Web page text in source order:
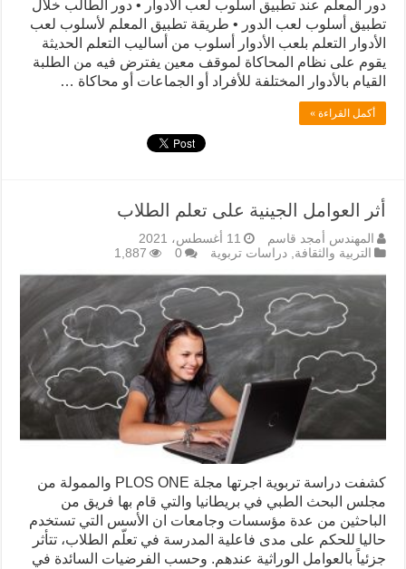
دور المعلم عند تطبيق أسلوب لعب الأدوار • دور الطالب خلال
تطبيق أسلوب لعب الدور • طريقة تطبيق المعلم لأسلوب لعب
الأدوار التعلم بلعب الأدوار أسلوب من أساليب التعلم الحديثة
يقوم على نظام المحاكاة لموقف معين يفترض فيه من الطلبة
القيام بالأدوار المختلفة للأفراد أو الجماعات أو محاكاة …
أكمل القراءة »
أثر العوامل الجينية على تعلم الطلاب
المهندس أمجد قاسم
11 أغسطس، 2021
التربية والثقافة, دراسات تربوية 0
1,887
كشفت دراسة تربوية اجرتها مجلة PLOS ONE والممولة من
مجلس البحث الطبي في بريطانيا والتي قام بها فريق من
الباحثين من عدة مؤسسات وجامعات ان الأسس التي تستخدم
حاليا للحكم على مدى فاعلية المدرسة في تعلّم الطلاب، تتأثر
جزئياً بالعوامل الوراثية عندهم. وحسب الفرضيات السائدة في